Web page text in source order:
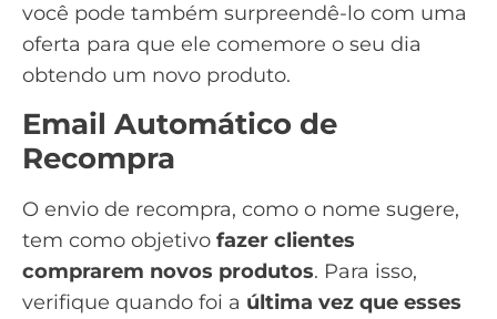
você pode também surpreendê-lo com uma
oferta para que ele comemore o seu dia
obtendo um novo produto.
Email Automático de
Recompra
O envio de recompra, como o nome sugere,
tem como objetivo fazer clientes
comprarem novos produtos. Para isso,
verifique quando foi a última vez que esses